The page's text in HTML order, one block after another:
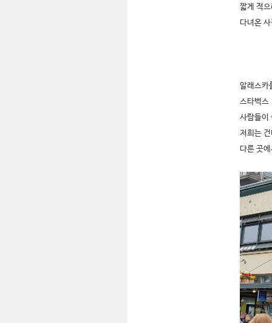
짧게 적
다녀온
알래스카
스타벅스
사람들이
저희는
다른 곳